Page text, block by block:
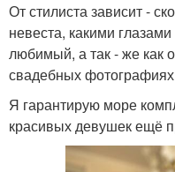
От стилиста зависит -
невеста, какими
любимый, а так - же как
свадебных
Я гарантирую море
красивых девушек ещё